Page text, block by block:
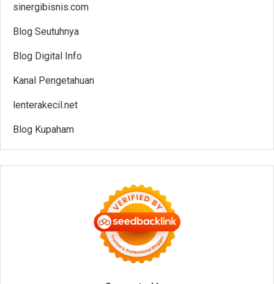
sinergibisnis.com
Blog Seutuhnya
Blog Digital Info
Kanal Pengetahuan
lenterakecil.net
Blog Kupaham